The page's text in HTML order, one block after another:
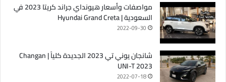
مواصفات وأسعار هيونداي جراند كريتا 2023 في
السعودية | Hyundai Grand Creta
2022-09-30
شانجان يوني تي 2023 الجديدة كلياً | Changan
UNI-T 2023
2022-07-18